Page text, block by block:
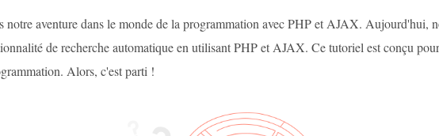
notre aventure dans le monde de la programmation avec PHP et AJAX. Aujourd'hui,
de recherche automatique en utilisant PHP et AJAX. Ce tutoriel est conçu
Alors, c'est parti !